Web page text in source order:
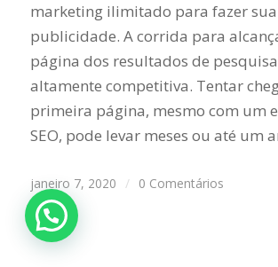
marketing ilimitado para fazer sua
publicidade. A corrida para
página dos resultados de
altamente competitiva. Tentar
primeira página, mesmo com um
SEO, pode levar meses ou até um
janeiro 7, 2020 / 0 Comentários